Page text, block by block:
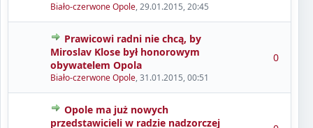
Biało-czerwone Opole,29.01.2015, 20:45
Prawicowi radni nie chcą, by
Miroslav Klose był honorowym
obywatelem Opola
Biało-czerwone Opole,31.01.2015, 00:51
0
Opole ma już nowych
przedstawicieli w radzie nadzorczej